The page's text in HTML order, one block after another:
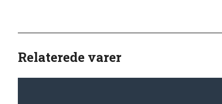
Relaterede varer